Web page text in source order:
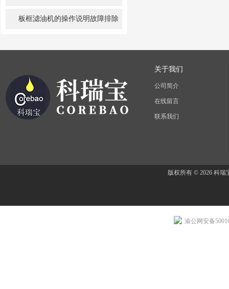
板框滤油机的操作说明故障排除
关于我们
公司简介
在线留言
联系我们
版权所有 © 2026 科
渝公网安备